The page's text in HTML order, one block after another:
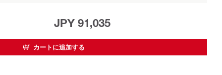
JPY 91,035
カートに追加する